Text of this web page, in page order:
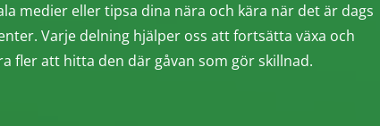
medier eller tipsa dina nära och kära när det är dags
Varje delning hjälper oss att fortsätta växa och
fler att hitta den där gåvan som gör skillnad.